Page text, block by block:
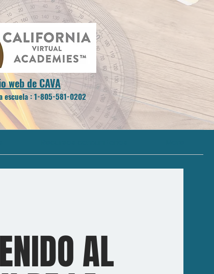
web de CAVA
escuela : 1-805-581-0202
AL